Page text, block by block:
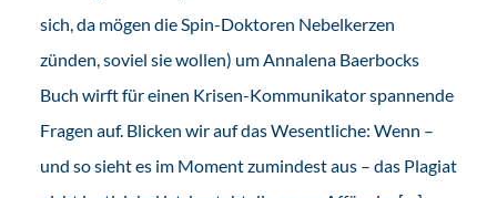
sich, da mögen die Spin-Doktoren Nebelkerzen
zünden, soviel sie wollen) um Annalena Baerbocks
Buch wirft für einen Krisen-Kommunikator spannende
Fragen auf. Blicken wir auf das Wesentliche: Wenn –
und so sieht es im Moment zumindest aus – das Plagiat